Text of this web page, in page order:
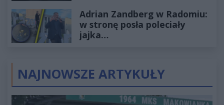
złotych
Adrian Zandberg w Radomiu:
w stronę posła poleciały
jajka…
NAJNOWSZE ARTYKUŁY